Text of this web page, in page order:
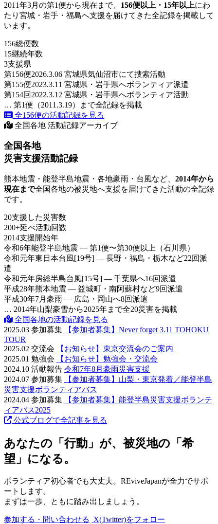
2011年3月の第1便から現在まで、 156便以上・15年以上にわ
たり宮城・岩手・福島へ支援を届けてきた全記録を掲載して
います。
156総便数
15継続年数
3支援県
第156便2026.3.06 宮城県気仙沼市にて捜索活動
第155便2023.3.11 宮城県・岩手県へボランティア派遣
第154回 2022.3.12 宮城県・岩手県へボランティア活動
… 第1便（2011.3.19）まで全記録を掲載
全156便の活動記録を見る
全国各地 活動記録アーカイブ
全国各地
災害支援活動記録
熊本地震・能登半島地震・各地豪雨・台風など、 2014年から
現在まで全国各地の被災地へ支援を届けてきた活動の全記録
です。
20支援した災害数
200+延べ活動回数
2014支援開始年
令和6年能登半島地震 — 第1便〜第30便以上（石川県）
令和元年東日本台風[19号] — 長野・福島・栃木など22回派
遣
令和元年房総半島台風[15号] — 千葉県へ16回派遣
平成28年熊本地震 — 益城町・南阿蘇村など9回派遣
平成30年7月豪雨 — 広島・岡山へ8回派遣
… 2014年山梨豪雪から2025年まで全20災害を掲載
全国各地の活動記録を見る
2025.03 参加募集
【参加者募集】Never forget 3.11 TOHOKU
TOUR
2025.02 交流会
【お知らせ】東京交流会のご案内
2025.01 勉強会
【お知らせ】勉強会・交流会
2024.10 活動報告 令和7年8月豪雨災害支援
2024.07 参加募集
【参加者募集】山梨・東京発着／能登半島
災害支援ボランティアバス
2024.04 参加募集
【参加者募集】能登半島災害支援ボランテ
ィアバス2025
公式ブログで全記事を見る
あなたの「行動」が、被災地の「希
望」になる。
ボランティア初心者でも大丈夫。REviveJapanが全力でサポ
ートします。
まずは一歩、ともに踏み出しましょう。
参加する・問い合わせる
X(Twitter)をフォロー